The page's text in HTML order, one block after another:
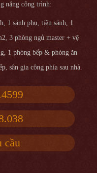
năng công trình:
1 sảnh phụ, tiền sảnh, 1
3 phòng ngủ master + vệ
1 phòng bếp & phòng ăn
sân gia công phía sau nhà.
cầu